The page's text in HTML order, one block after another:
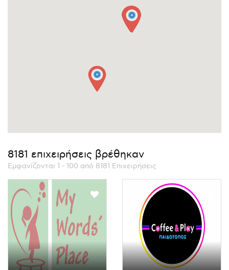
8181 επιχειρήσεις βρέθηκαν
Εμφανίζονται 1 - 100 από 8181 Επιχειρήσεις